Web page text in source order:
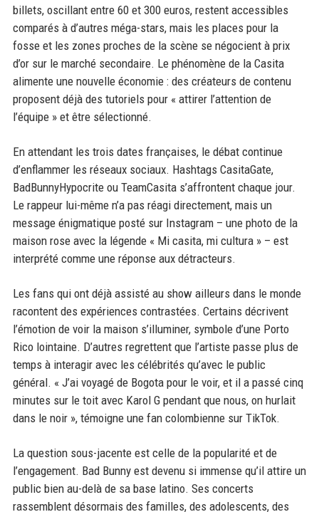
billets, oscillant entre 60 et 300 euros, restent accessibles
comparés à d’autres méga-stars, mais les places pour la
fosse et les zones proches de la scène se négocient à prix
d’or sur le marché secondaire. Le phénomène de la Casita
alimente une nouvelle économie : des créateurs de contenu
proposent déjà des tutoriels pour « attirer l’attention de
l’équipe » et être sélectionné.
En attendant les trois dates françaises, le débat continue
d’enflammer les réseaux sociaux. Hashtags CasitaGate,
BadBunnyHypocrite ou TeamCasita s’affrontent chaque jour.
Le rappeur lui-même n’a pas réagi directement, mais un
message énigmatique posté sur Instagram – une photo de la
maison rose avec la légende « Mi casita, mi cultura » – est
interprété comme une réponse aux détracteurs.
Les fans qui ont déjà assisté au show ailleurs dans le monde
racontent des expériences contrastées. Certains décrivent
l’émotion de voir la maison s’illuminer, symbole d’une Porto
Rico lointaine. D’autres regrettent que l’artiste passe plus de
temps à interagir avec les célébrités qu’avec le public
général. « J’ai voyagé de Bogota pour le voir, et il a passé cinq
minutes sur le toit avec Karol G pendant que nous, on hurlait
dans le noir », témoigne une fan colombienne sur TikTok.
La question sous-jacente est celle de la popularité et de
l’engagement. Bad Bunny est devenu si immense qu’il attire un
public bien au-delà de sa base latino. Ses concerts
rassemblent désormais des familles, des adolescents, des